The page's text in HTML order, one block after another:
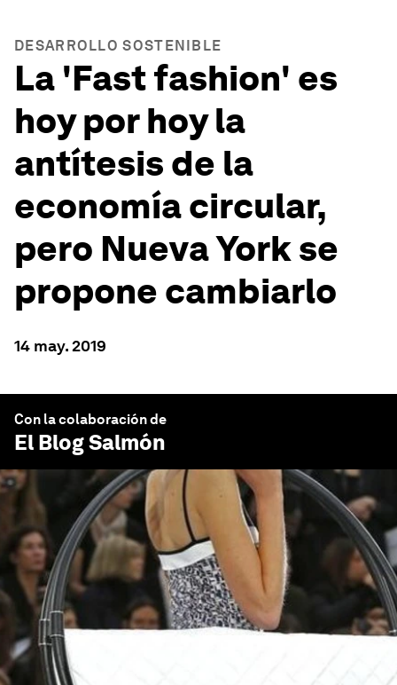
DESARROLLO SOSTENIBLE
La 'Fast fashion' es
hoy por hoy la
antítesis de la
economía circular,
pero Nueva York se
propone cambiarlo
14 may. 2019
Con la colaboración de
El Blog Salmón